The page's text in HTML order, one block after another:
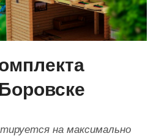
на максимально